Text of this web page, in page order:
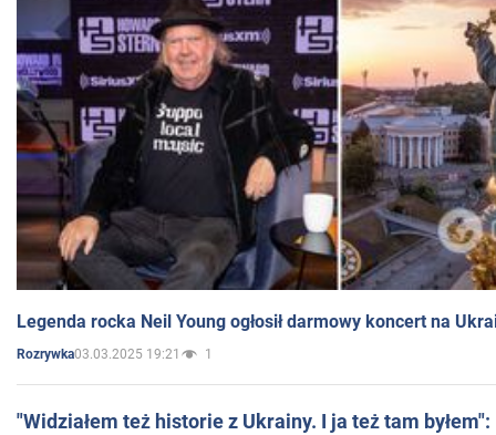
Legenda rocka Neil Young ogłosił darmowy koncert na
Rozrywka03.03.2025 19:21 1
"Widziałem też historie z Ukrainy. I ja też tam